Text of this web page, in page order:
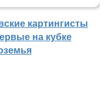
картингисты
на кубке